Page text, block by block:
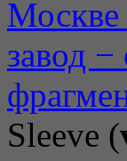
Sleeve (